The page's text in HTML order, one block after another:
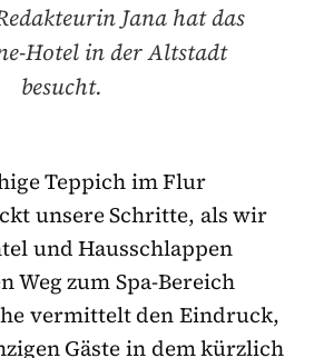
Jana hat das
Hotel in der Altstadt
besucht.
Teppich im Flur
unsere Schritte, als wir
und Hausschlappen
Weg zum Spa-Bereich
vermittelt den Eindruck,
Gäste in dem kürzlich